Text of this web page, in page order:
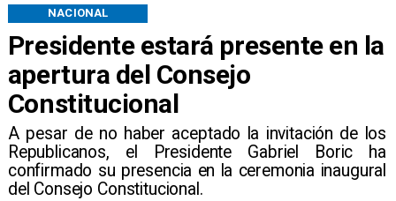
Presidente estará presente en la
apertura del Consejo
Constitucional
A pesar de no haber aceptado la invitación de los
Republicanos, el Presidente Gabriel Boric ha
confirmado su presencia en la ceremonia inaugural
del Consejo Constitucional.
NACIONAL